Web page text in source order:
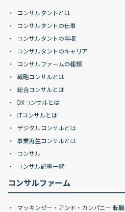
コンサルタントとは
コンサルタントの仕事
コンサルタントの年収
コンサルタントのキャリア
コンサルファームの種類
戦略コンサルとは
総合コンサルとは
DXコンサルとは
ITコンサルとは
デジタルコンサルとは
事業再生コンサルとは
コンサル
コンサル記事一覧
コンサルファーム
マッキンゼー・アンド・カンパニー 転職